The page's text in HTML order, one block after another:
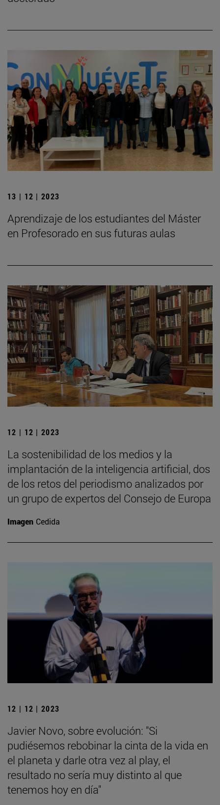
13 | 12 | 2023
Aprendizaje de los estudiantes del Máster
en Profesorado en sus futuras aulas
12 | 12 | 2023
La sostenibilidad de los medios y la
implantación de la inteligencia artificial, dos
de los retos del periodismo analizados por
un grupo de expertos del Consejo de Europa
Imagen Cedida
12 | 12 | 2023
Javier Novo, sobre evolución: "Si
pudiésemos rebobinar la cinta de la vida en
el planeta y darle otra vez al play, el
resultado no sería muy distinto al que
tenemos hoy en día"